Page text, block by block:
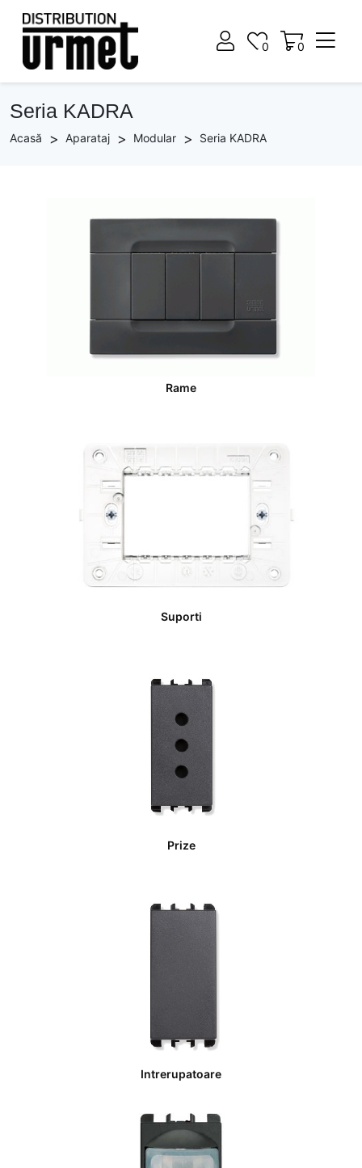
0
0 0
Seria KADRA
Acasă Aparataj Modular Seria KADRA
Rame
Suporti
Prize
Intrerupatoare